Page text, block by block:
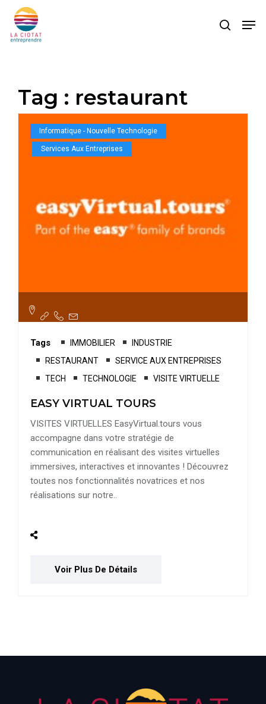
main
search
Tag : restaurant
Informatique - Nouvelle Technologie
Services Aux Entreprises
Tags IMMOBILIER
INDUSTRIE
RESTAURANT
SERVICE AUX ENTREPRISES
TECH
TECHNOLOGIE VISITE VIRTUELLE
EASY VIRTUAL TOURS
VISITES VIRTUELLES EasyVirtual.tours vous
accompagne dans votre stratégie de
communication en réalisant des visites virtuelles
immersives, interactives et innovantes ! Découvrez
toutes nos fonctionnalités novatrices et nos
réalisations sur notre..
Voir Plus De Détails